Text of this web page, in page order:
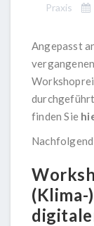
Praxis
Angepasst
finden Sie
(Klima-